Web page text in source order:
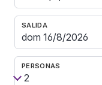
SALIDA
PERSONAS